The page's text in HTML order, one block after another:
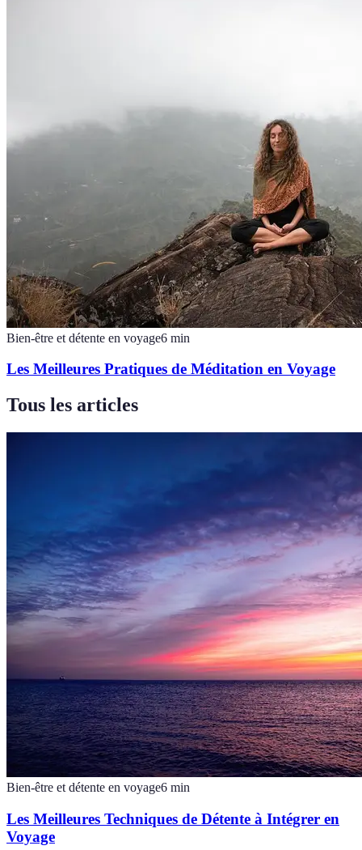
Bien-être et détente en voyage6 min
Les Meilleures Pratiques de Méditation en Voyage
Tous les articles
Bien-être et détente en voyage6 min
Les Meilleures Techniques de Détente à Intégrer en
Voyage